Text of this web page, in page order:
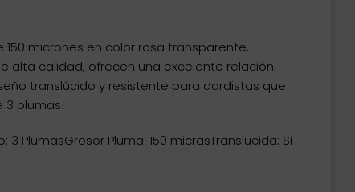
150 micrones en color rosa transparente.
alta calidad, ofrecen una excelente relación
translúcido y resistente para dardistas que
3 plumas.
PlumasGrosor Pluma: 150 micrasTranslucida: Si